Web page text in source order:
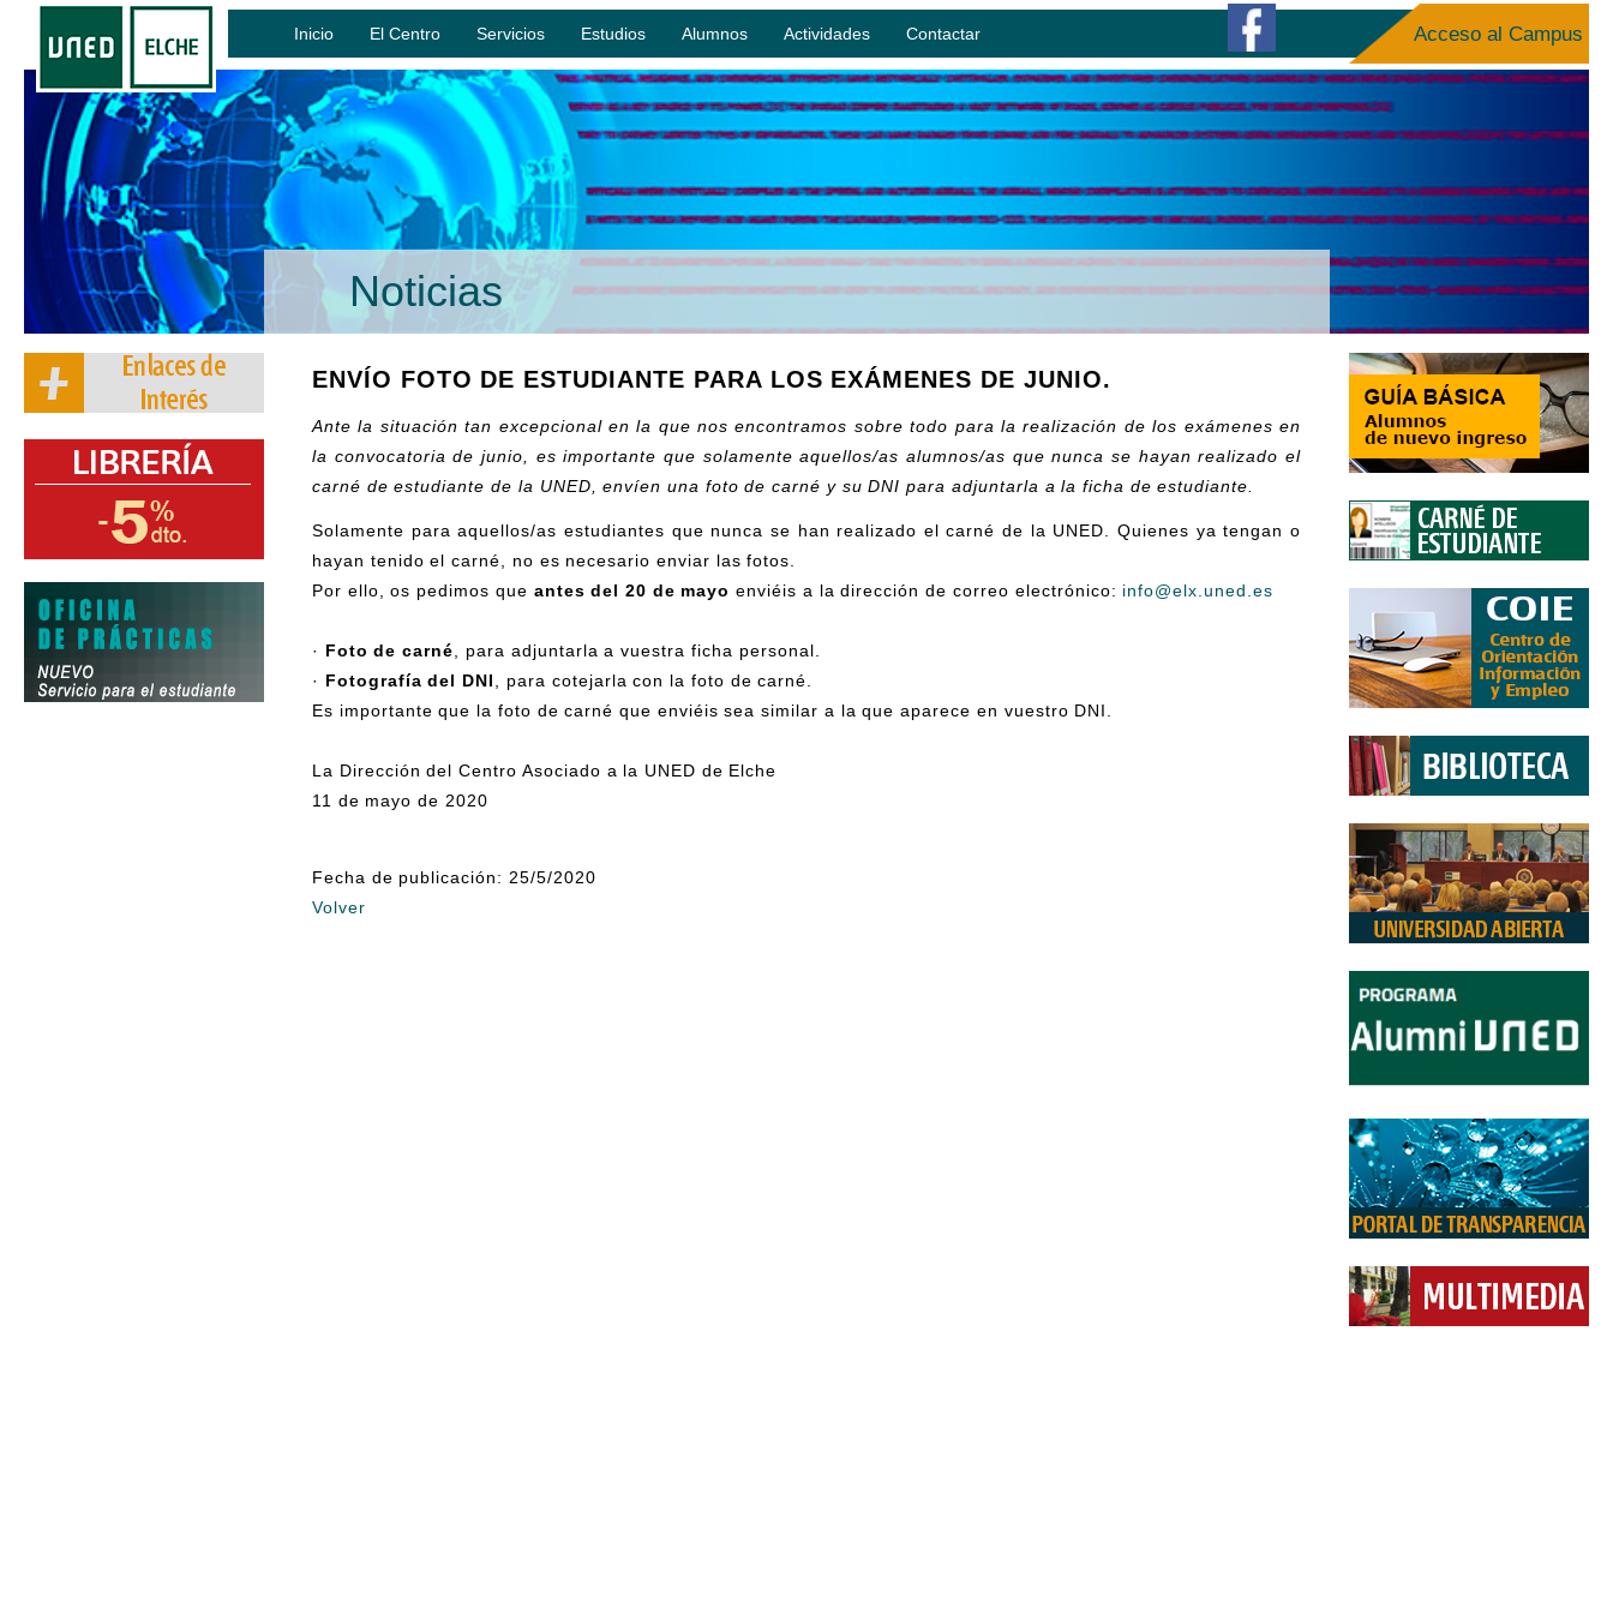
Inicio El Centro Servicios Estudios Alumnos Actividades Contactar Acceso al Campus
Noticias
ENVÍO FOTO DE ESTUDIANTE PARA LOS EXÁMENES DE JUNIO.
Ante la situación tan excepcional en la que nos encontramos sobre todo para la realización de los exámenes en
la convocatoria de junio, es importante que solamente aquellos/as alumnos/as que nunca se hayan realizado el
carné de estudiante de la UNED, envíen una foto de carné y su DNI para adjuntarla a la ficha de estudiante.
Solamente para aquellos/as estudiantes que nunca se han realizado el carné de la UNED. Quienes ya tengan o
hayan tenido el carné, no es necesario enviar las fotos.
Por ello, os pedimos que antes del 20 de mayo enviéis a la dirección de correo electrónico: info@elx.uned.es
· Foto de carné , para adjuntarla a vuestra ficha personal.
· Fotografía del DNI
, para cotejarla con la foto de carné.
Es importante que la foto de carné que enviéis sea similar a la que aparece en vuestro DNI.
La Dirección del Centro Asociado a la UNED de Elche
11 de mayo de 2020
Fecha de publicación: 25/5/2020
Volver